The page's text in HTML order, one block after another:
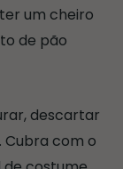
um cheiro
de pão
descartar
com o